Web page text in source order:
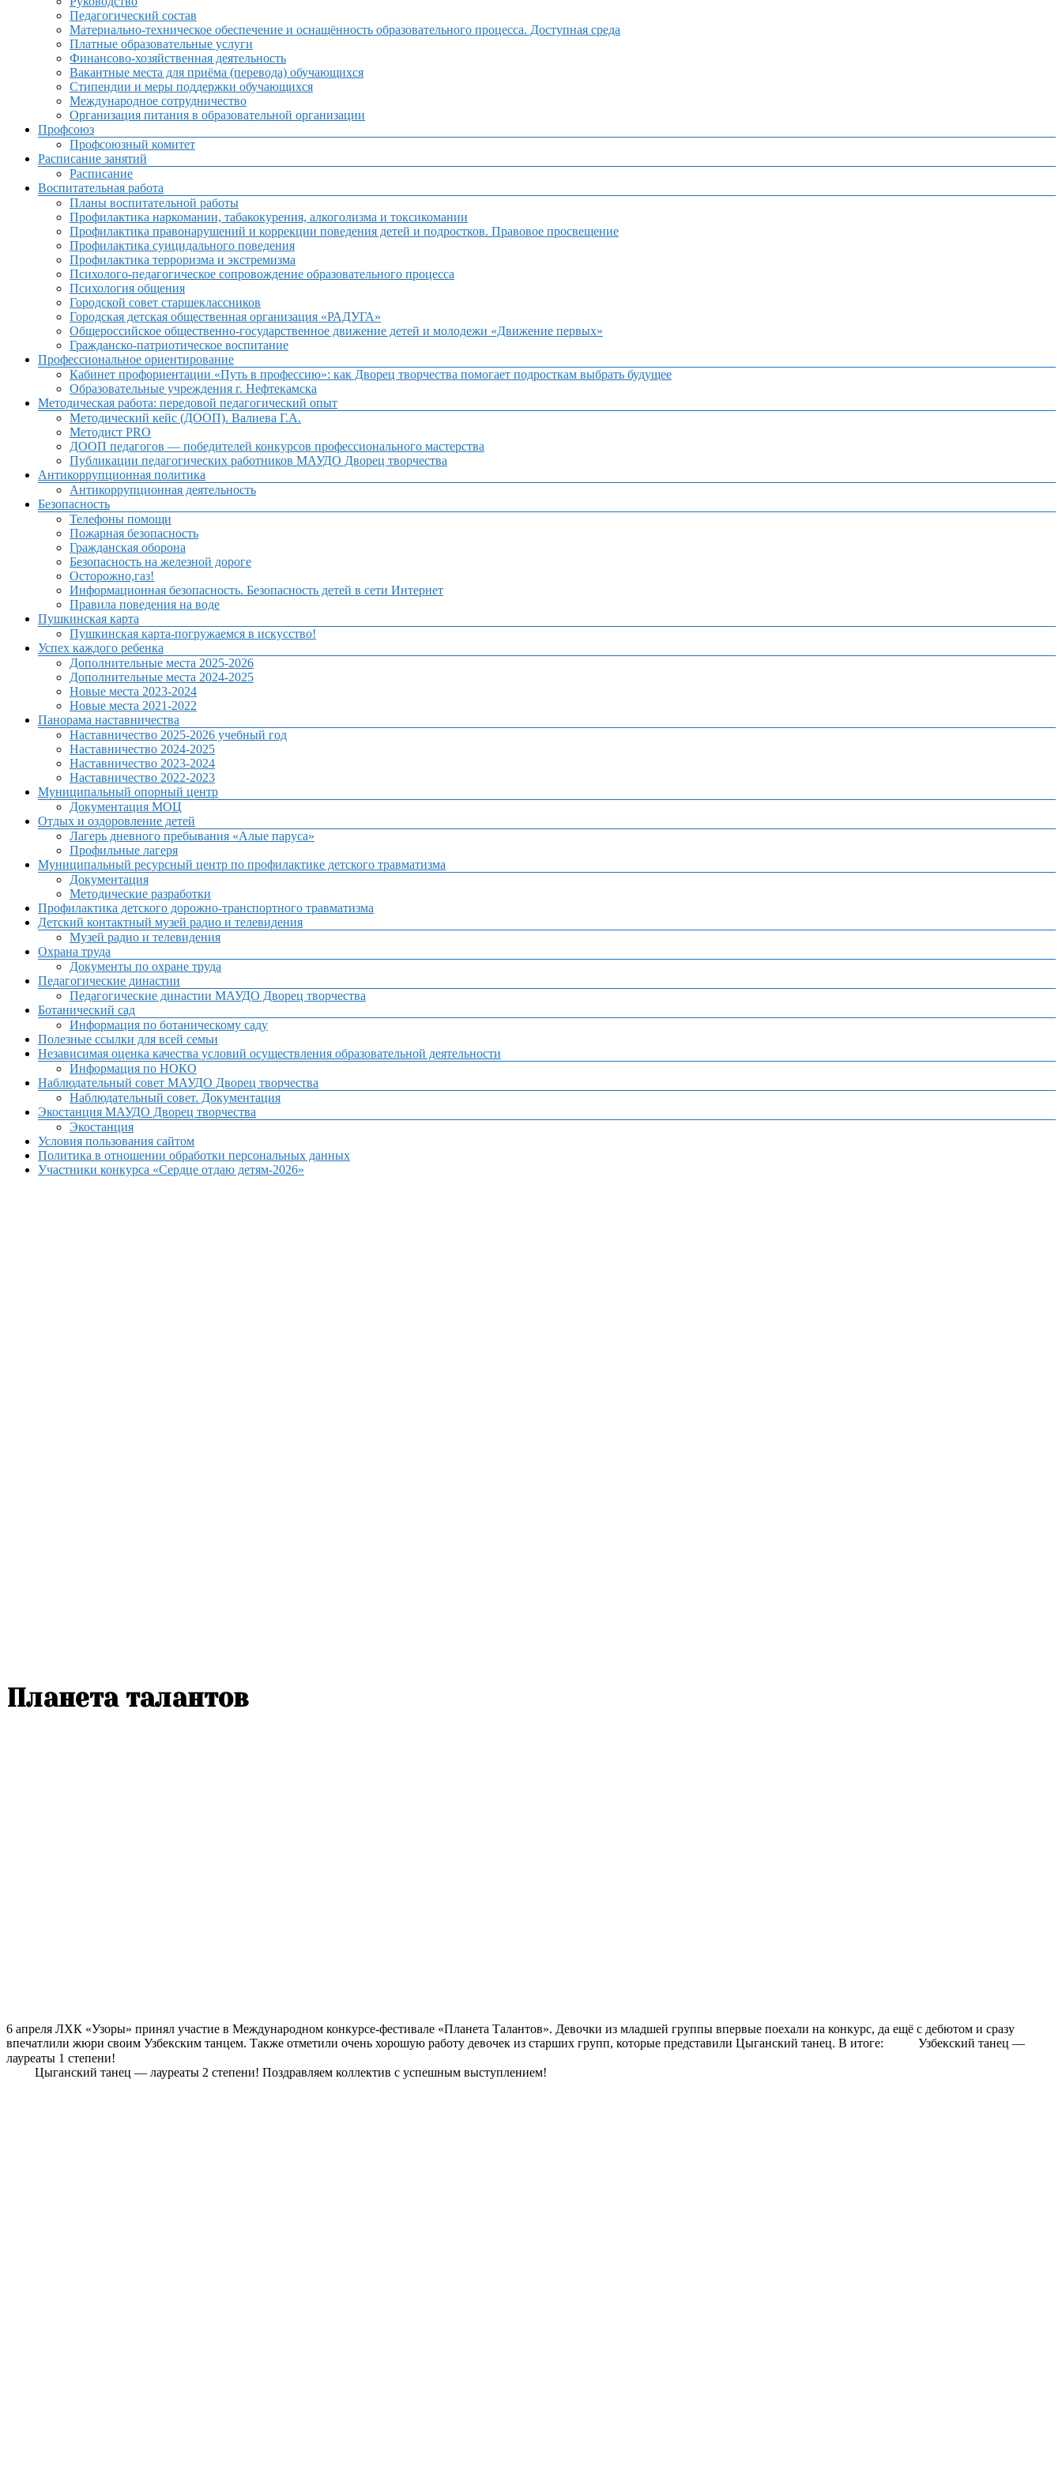
Педагогический состав
Материально-техническое обеспечение и оснащённость образовательного процесса. Доступная среда
Платные образовательные услуги
Финансово-хозяйственная деятельность
Вакантные места для приёма (перевода) обучающихся
Стипендии и меры поддержки обучающихся
Международное сотрудничество
Организация питания в образовательной организации
Профсоюз
Профсоюзный комитет
Расписание занятий
Расписание
Воспитательная работа
Планы воспитательной работы
Профилактика наркомании, табакокурения, алкоголизма и токсикомании
Профилактика правонарушений и коррекции поведения детей и подростков. Правовое просвещение
Профилактика суицидального поведения
Профилактика терроризма и экстремизма
Психолого-педагогическое сопровождение образовательного процесса
Психология общения
Городской совет старшеклассников
Городская детская общественная организация «РАДУГА»
Общероссийское общественно-государственное движение детей и молодежи «Движение первых»
Гражданско-патриотическое воспитание
Профессиональное ориентирование
Кабинет профориентации «Путь в профессию»: как Дворец творчества помогает подросткам выбрать будущее
Образовательные учреждения г. Нефтекамска
Методическая работа: передовой педагогический опыт
Методический кейс (ДООП). Валиева Г.А.
Методист PRO
ДООП педагогов — победителей конкурсов профессионального мастерства
Публикации педагогических работников МАУДО Дворец творчества
Антикоррупционная политика
Антикоррупционная деятельность
Безопасность
Телефоны помощи
Пожарная безопасность
Гражданская оборона
Безопасность на железной дороге
Осторожно,газ!
Информационная безопасность. Безопасность детей в сети Интернет
Правила поведения на воде
Пушкинская карта
Пушкинская карта-погружаемся в искусство!
Успех каждого ребенка
Дополнительные места 2025-2026
Дополнительные места 2024-2025
Новые места 2023-2024
Новые места 2021-2022
Панорама наставничества
Наставничество 2025-2026 учебный год
Наставничество 2024-2025
Наставничество 2023-2024
Наставничество 2022-2023
Муниципальный опорный центр
Документация МОЦ
Отдых и оздоровление детей
Лагерь дневного пребывания «Алые паруса»
Профильные лагеря
Муниципальный ресурсный центр по профилактике детского травматизма
Документация
Методические разработки
Профилактика детского дорожно-транспортного травматизма
Детский контактный музей радио и телевидения
Музей радио и телевидения
Охрана труда
Документы по охране труда
Педагогические династии
Педагогические династии МАУДО Дворец творчества
Ботанический сад
Информация по ботаническому саду
Полезные ссылки для всей семьи
Независимая оценка качества условий осуществления образовательной деятельности
Информация по НОКО
Наблюдательный совет МАУДО Дворец творчества
Наблюдательный совет. Документация
Экостанция МАУДО Дворец творчества
Экостанция
Условия пользования сайтом
Политика в отношении обработки персональных данных
Участники конкурса «Сердце отдаю детям-2026»
Планета талантов
6 апреля ЛХК «Узоры» принял участие в Международном конкурсе-фестивале «Планета Талантов». Девочки из младшей группы впервые поехали на конкурс, да ещё с дебютом и сразу
впечатлили жюри своим Узбекским танцем. Также отметили очень хорошую работу девочек из старших групп, которые представили Цыганский танец. В итоге:
Узбекский танец —
лауреаты 1 степени!
Цыганский танец — лауреаты 2 степени! Поздравляем коллектив с успешным выступлением!